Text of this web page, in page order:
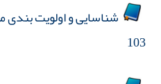
شناسایی و اولویت بندی
103